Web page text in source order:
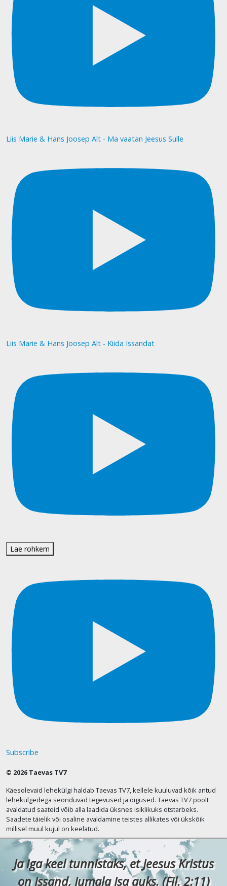
Liis Marie & Hans Joosep Alt - Ma vaatan Jeesus Sulle
Liis Marie & Hans Joosep Alt - Kiida Issandat
Lae rohkem
Subscribe
© 2026 Taevas TV7
Käesolevaid lehekülgi haldab Taevas TV7, kellele kuuluvad kõik antud
lehekülgedega seonduvad tegevused ja õigused. Taevas TV7 poolt
avaldatud saateid võib alla laadida üksnes isiklikuks otstarbeks.
Saadete täielik või osaline avaldamine teistes allikates või ükskõik
millisel muul kujul on keelatud.
Ja iga keel tunnistaks, et Jeesus Kristus
on Issand, Jumala Isa auks. (Fil. 2:11)